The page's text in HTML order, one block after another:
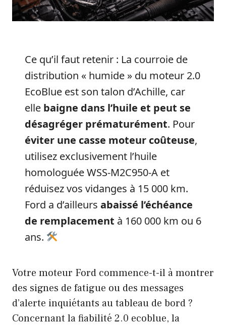
Ce qu’il faut retenir : La courroie de
distribution « humide » du moteur 2.0
EcoBlue est son talon d’Achille, car
elle baigne dans l’huile et peut se
désagréger prématurément. Pour
éviter une casse moteur coûteuse,
utilisez exclusivement l’huile
homologuée WSS-M2C950-A et
réduisez vos vidanges à 15 000 km.
Ford a d’ailleurs abaissé l’échéance
de remplacement à 160 000 km ou 6
ans.
Votre moteur Ford commence-t-il à montrer
des signes de fatigue ou des messages
d’alerte inquiétants au tableau de bord ?
Concernant la fiabilité 2.0 ecoblue, la